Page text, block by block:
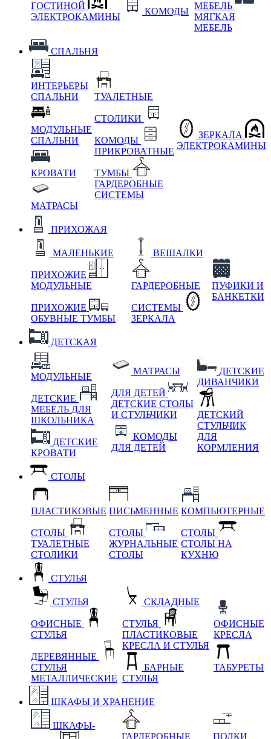
ГОСТИНОЙ
ЭЛЕКТРОКАМИНЫ
КОМОДЫ
МЕБЕЛЬ
МЯГКАЯ
МЕБЕЛЬ
СПАЛЬНЯ
ИНТЕРЬЕРЫ
СПАЛЬНИ
МОДУЛЬНЫЕ
СПАЛЬНИ
КРОВАТИ
МАТРАСЫ
ТУАЛЕТНЫЕ
СТОЛИКИ
КОМОДЫ
ПРИКРОВАТНЫЕ
ТУМБЫ
ГАРДЕРОБНЫЕ
СИСТЕМЫ
ЗЕРКАЛА
ЭЛЕКТРОКАМИНЫ
ПРИХОЖАЯ
МАЛЕНЬКИЕ
ПРИХОЖИЕ
МОДУЛЬНЫЕ
ПРИХОЖИЕ
ОБУВНЫЕ ТУМБЫ
ВЕШАЛКИ
ГАРДЕРОБНЫЕ
СИСТЕМЫ
ЗЕРКАЛА
ПУФИКИ И
БАНКЕТКИ
ДЕТСКАЯ
МОДУЛЬНЫЕ
ДЕТСКИЕ
МЕБЕЛЬ ДЛЯ
ШКОЛЬНИКА
ДЕТСКИЕ
КРОВАТИ
МАТРАСЫ
ДЛЯ ДЕТЕЙ
ДЕТСКИЕ СТОЛЫ
И СТУЛЬЧИКИ
КОМОДЫ
ДЛЯ ДЕТЕЙ
ДЕТСКИЕ
ДИВАНЧИКИ
ДЕТСКИЙ
СТУЛЬЧИК
ДЛЯ
КОРМЛЕНИЯ
СТОЛЫ
ПЛАСТИКОВЫЕ
СТОЛЫ
ТУАЛЕТНЫЕ
СТОЛИКИ
ПИСЬМЕННЫЕ
СТОЛЫ
ЖУРНАЛЬНЫЕ
СТОЛЫ
КОМПЬЮТЕРНЫЕ
СТОЛЫ
СТОЛЫ НА
КУХНЮ
СТУЛЬЯ
СТУЛЬЯ
ОФИСНЫЕ
СТУЛЬЯ
ДЕРЕВЯННЫЕ
СТУЛЬЯ
МЕТАЛЛИЧЕСКИЕ
СКЛАДНЫЕ
СТУЛЬЯ
ПЛАСТИКОВЫЕ
КРЕСЛА И СТУЛЬЯ
БАРНЫЕ
СТУЛЬЯ
ОФИСНЫЕ
КРЕСЛА
ТАБУРЕТЫ
ШКАФЫ И ХРАНЕНИЕ
ШКАФЫ-
ГАРДЕРОБНЫЕ
ПОЛКИ